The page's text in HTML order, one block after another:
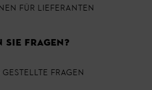
FÜR LIEFERANTEN
SIE FRAGEN?
FRAGEN